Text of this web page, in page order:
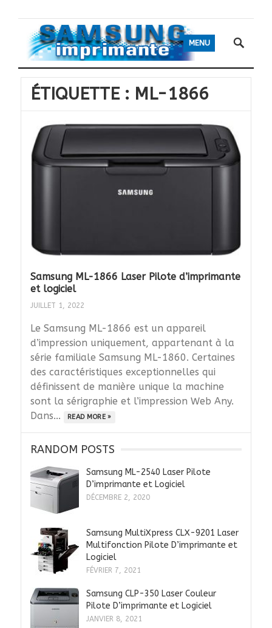
MENU
ÉTIQUETTE : ML-1866
Samsung ML-1866 Laser Pilote d’imprimante
et logiciel
JUILLET 1, 2022
Le Samsung ML-1866 est un appareil
d’impression uniquement, appartenant à la
série familiale Samsung ML-1860. Certaines
des caractéristiques exceptionnelles qui
définissent de manière unique la machine
sont la sérigraphie et l’impression Web Any.
Dans...
READ MORE »
RANDOM POSTS
Samsung ML-2540 Laser Pilote
D’imprimante et Logiciel
DÉCEMBRE 2, 2020
Samsung MultiXpress CLX-9201 Laser
Multifonction Pilote D’imprimante et
Logiciel
FÉVRIER 7, 2021
Samsung CLP-350 Laser Couleur
Pilote D’imprimante et Logiciel
JANVIER 8, 2021